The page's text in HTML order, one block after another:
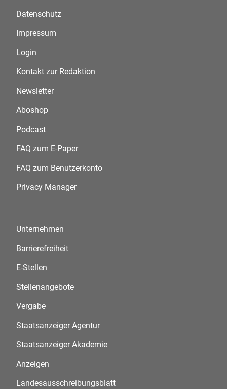
Datenschutz
Impressum
Login
Kontakt zur Redaktion
Newsletter
Aboshop
Podcast
FAQ zum E-Paper
FAQ zum Benutzerkonto
Privacy Manager
Unternehmen
Barrierefreiheit
E-Stellen
Stellenangebote
Vergabe
Staatsanzeiger Agentur
Staatsanzeiger Akademie
Anzeigen
Landesausschreibungsblatt